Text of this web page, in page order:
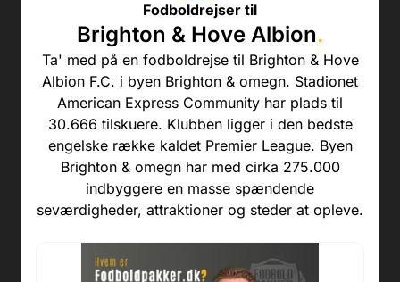
Fodboldrejser til
Brighton & Hove Albion.
Ta' med på en fodboldrejse til Brighton & Hove
Albion F.C. i byen Brighton & omegn. Stadionet
American Express Community har plads til
30.666 tilskuere. Klubben ligger i den bedste
engelske række kaldet Premier League. Byen
Brighton & omegn har med cirka 275.000
indbyggere en masse spændende
seværdigheder, attraktioner og steder at opleve.